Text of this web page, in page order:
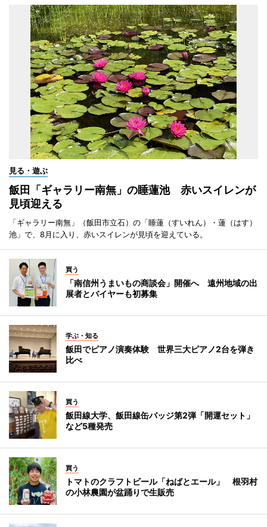
見る・遊ぶ
飯田「ギャラリー南無」の睡蓮池 赤いスイレンが
見頃迎える
「ギャラリー南無」（飯田市立石）の「睡蓮（すいれん）・蓮（はす）
池」で、8月に入り、赤いスイレンが見頃を迎えている。
買う
「南信州うまいもの商談会」開催へ 遠州地域の出
展者とバイヤーも初募集
学ぶ・知る
飯田でピアノ演奏体験 世界三大ピアノ2台を弾き
比べ
買う
飯田線大学、飯田線缶バッジ第2弾「開運セット」
など5種発売
買う
トマトのクラフトビール「ねばとエール」 根羽村
の小林農園が盆踊りで生販売